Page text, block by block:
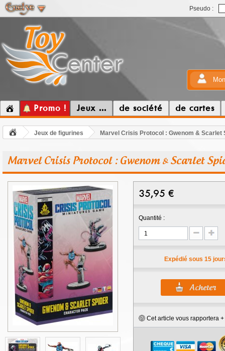
Pseudo :
Promo ! Jeux ... de société de cartes
Jeux de figurines Marvel Crisis Protocol : Gwenom & Scarlet
Marvel Crisis Protocol : Gwenom & Scarlet
35,95 €
Quantité :
Expédié sous 15
Cet article vous rapportera +